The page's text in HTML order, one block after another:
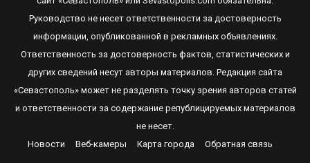
Руководство не несет ответственности за достоверность
информации, опубликованной в рекламных объявлениях.
Ответственность за достоверность фактов, статистических и
других сведений несут авторы материалов. Редакция сайта
«Севастополь»может не разделять точку зрения авторов статей
и ответственности за содержание републицируемых материалов
не несет.
Новости
Веб-камеры Карта города Обратная связь